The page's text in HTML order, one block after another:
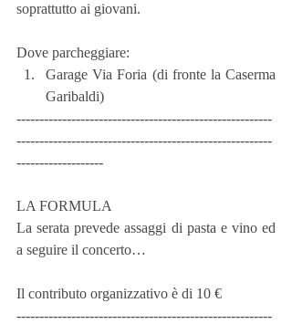
soprattutto ai giovani.
Dove parcheggiare:
Garage Via Foria (di fronte la Caserma
Garibaldi)
--------------------------------------------------------
--------------------------------------------------------
-------------------
LA FORMULA
La serata prevede assaggi di pasta e vino ed
a seguire il concerto…
Il contributo organizzativo è di 10 €
--------------------------------------------------------